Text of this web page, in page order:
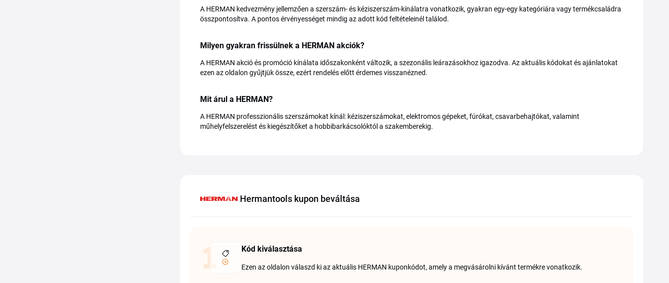
A HERMAN kedvezmény jellemzően a szerszám- és kéziszerszám-kínálatra vonatkozik, gyakran egy-egy kategóriára vagy termékcsaládra
összpontosítva. A pontos érvényességet mindig az adott kód feltételeinél találod.
Milyen gyakran frissülnek a HERMAN akciók?
A HERMAN akció és promóció kínálata időszakonként változik, a szezonális leárazásokhoz igazodva. Az aktuális kódokat és ajánlatokat
ezen az oldalon gyűjtjük össze, ezért rendelés előtt érdemes visszanézned.
Mit árul a HERMAN?
A HERMAN professzionális szerszámokat kínál: kéziszerszámokat, elektromos gépeket, fúrókat, csavarbehajtókat, valamint
műhelyfelszerelést és kiegészítőket a hobbibarkácsolóktól a szakemberekig.
Hermantools kupon beváltása
Kód kiválasztása
Ezen az oldalon válaszd ki az aktuális HERMAN kuponkódot, amely a megvásárolni kívánt termékre vonatkozik.